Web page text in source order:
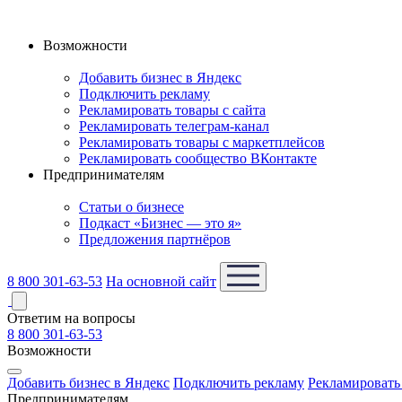
Возможности
Добавить бизнес в Яндекс
Подключить рекламу
Рекламировать товары с сайта
Рекламировать телеграм-канал
Рекламировать товары с маркетплейсов
Рекламировать сообщество ВКонтакте
Предпринимателям
Статьи о бизнесе
Подкаст «Бизнес — это я»
Предложения партнёров
8 800 301-63-53 На основной сайт
Ответим на вопросы
8 800 301-63-53
Возможности
Добавить бизнес в Яндекс Подключить рекламу
Предпринимателям